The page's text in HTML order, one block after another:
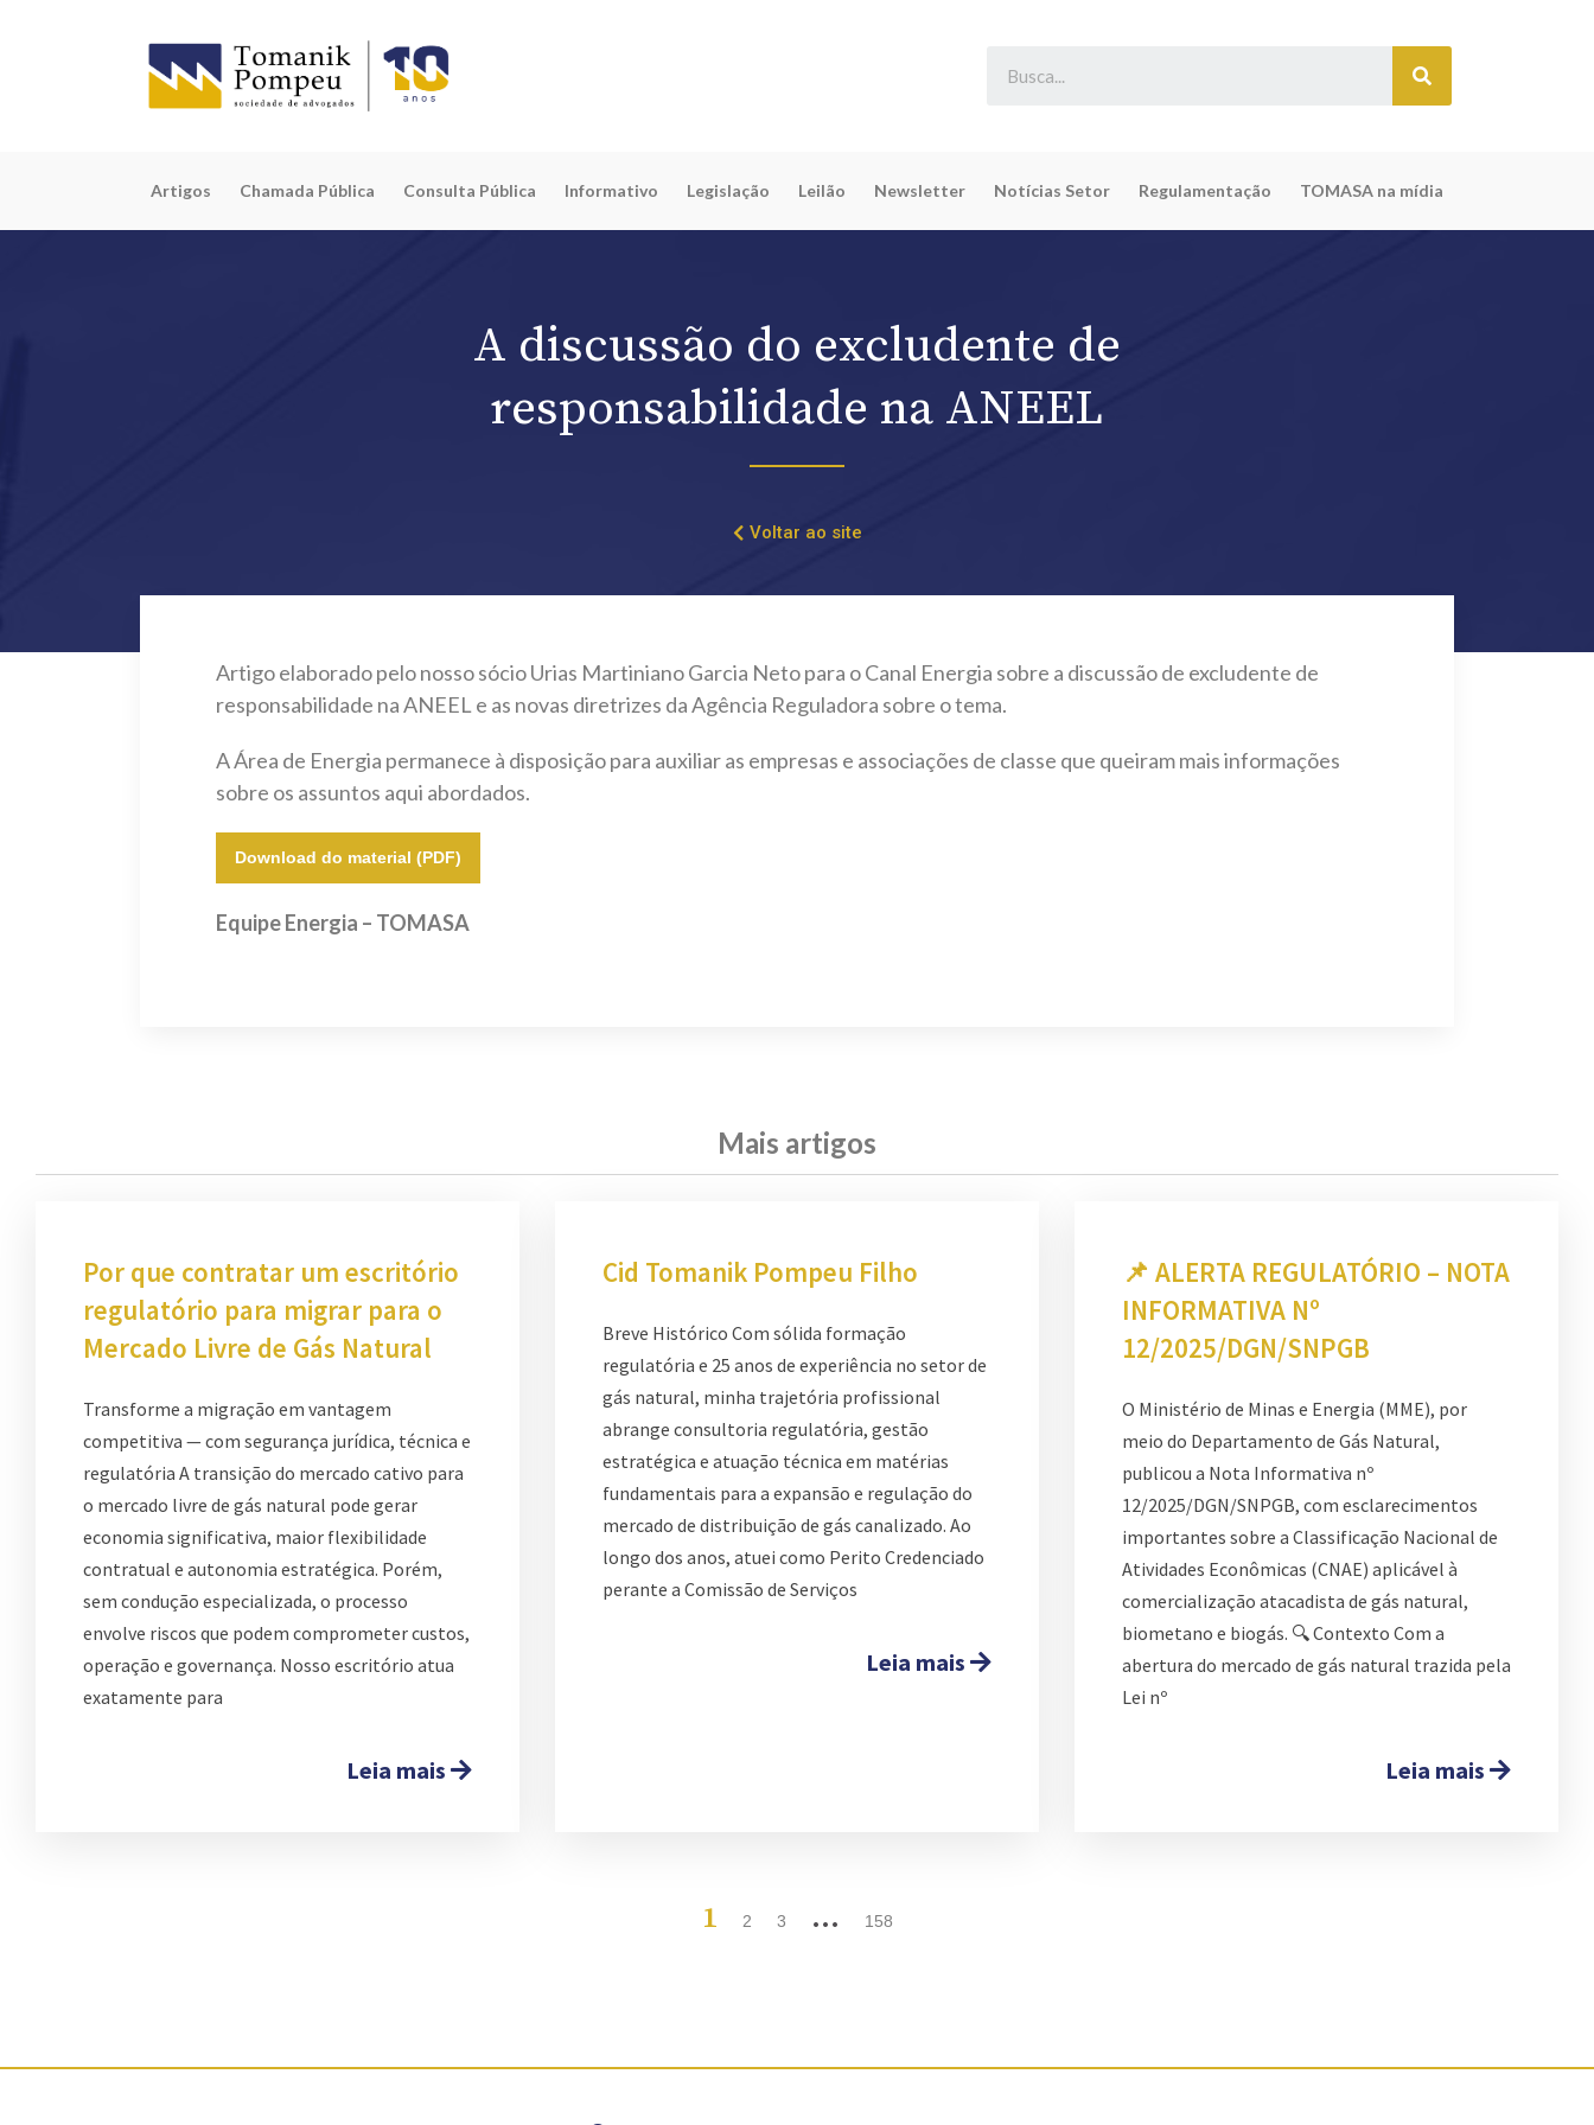
Artigos Chamada Pública Consulta Pública Informativo Legislação Leilão Newsletter Notícias Setor Regulamentação TOMASA na mídia
A discussão do excludente de
responsabilidade na ANEEL
Voltar ao site
Artigo elaborado pelo nosso sócio Urias Martiniano Garcia Neto para o Canal Energia sobre a discussão de excludente de
responsabilidade na ANEEL e as novas diretrizes da Agência Reguladora sobre o tema.
A Área de Energia permanece à disposição para auxiliar as empresas e associações de classe que queiram mais informações
sobre os assuntos aqui abordados.
Download do material (PDF)
Equipe Energia – TOMASA
Mais artigos
Por que contratar um escritório
regulatório para migrar para o
Mercado Livre de Gás Natural
Transforme a migração em vantagem
competitiva — com segurança jurídica, técnica e
regulatória A transição do mercado cativo para
o mercado livre de gás natural pode gerar
economia significativa, maior flexibilidade
contratual e autonomia estratégica. Porém,
sem condução especializada, o processo
envolve riscos que podem comprometer custos,
operação e governança. Nosso escritório atua
exatamente para
Leia mais
Cid Tomanik Pompeu Filho
Breve Histórico Com sólida formação
regulatória e 25 anos de experiência no setor de
gás natural, minha trajetória profissional
abrange consultoria regulatória, gestão
estratégica e atuação técnica em matérias
fundamentais para a expansão e regulação do
mercado de distribuição de gás canalizado. Ao
longo dos anos, atuei como Perito Credenciado
perante a Comissão de Serviços
Leia mais
📌 ALERTA REGULATÓRIO – NOTA
INFORMATIVA Nº
12/2025/DGN/SNPGB
O Ministério de Minas e Energia (MME), por
meio do Departamento de Gás Natural,
publicou a Nota Informativa nº
12/2025/DGN/SNPGB, com esclarecimentos
importantes sobre a Classificação Nacional de
Atividades Econômicas (CNAE) aplicável à
comercialização atacadista de gás natural,
biometano e biogás. 🔍 Contexto Com a
abertura do mercado de gás natural trazida pela
Lei nº
Leia mais
1 2 3 … 158